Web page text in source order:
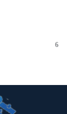
6